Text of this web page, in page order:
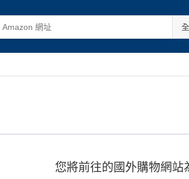
您將前往的國外購物網站